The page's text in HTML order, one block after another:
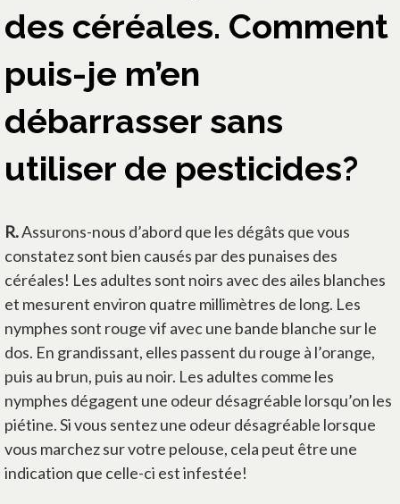
des céréales. Comment
puis-je m’en
débarrasser sans
utiliser de pesticides?
R.Assurons-nous d’abord que les dégâts que vous
constatez sont bien causés par des punaises des
céréales! Les adultes sont noirs avec des ailes blanches
et mesurent environ quatre millimètres de long. Les
nymphes sont rouge vif avec une bande blanche sur le
dos. En grandissant, elles passent du rouge à l’orange,
puis au brun, puis au noir. Les adultes comme les
nymphes dégagent une odeur désagréable lorsqu’on les
piétine. Si vous sentez une odeur désagréable lorsque
vous marchez sur votre pelouse, cela peut être une
indication que celle-ci est infestée!